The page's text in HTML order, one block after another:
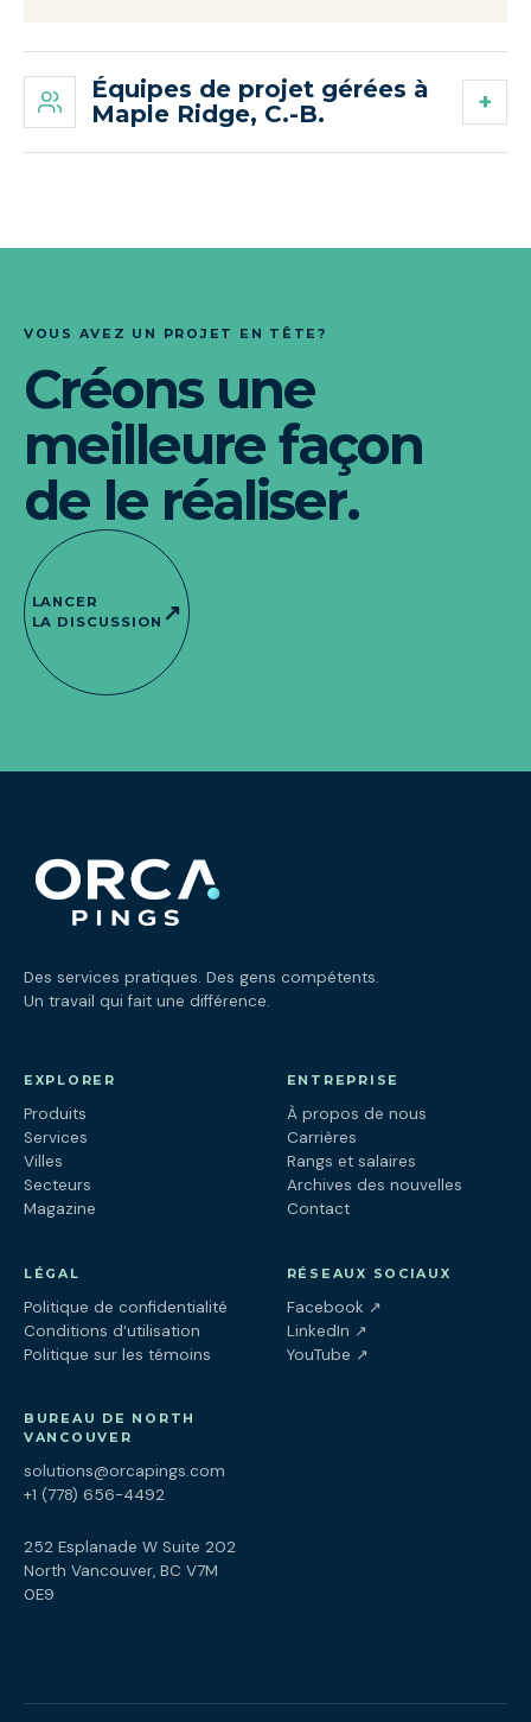
Équipes de projet gérées à
Maple Ridge, C.-B.
VOUS AVEZ UN PROJET EN TÊTE?
Créons une
meilleure façon
de le réaliser.
LANCER
LA DISCUSSION ↗
Des services pratiques. Des gens compétents.
Un travail qui fait une différence.
EXPLORER
Produits
Services
Villes
Secteurs
Magazine
ENTREPRISE
À propos de nous
Carrières
Rangs et salaires
Archives des nouvelles
Contact
LÉGAL
Politique de confidentialité
Conditions d’utilisation
Politique sur les témoins
RÉSEAUX SOCIAUX
Facebook ↗(ouvre dans un
LinkedIn ↗(ouvre dans un
YouTube ↗(ouvre dans un
BUREAU DE NORTH
VANCOUVER
solutions@orcapings.com
+1 (778) 656-4492
252 Esplanade W Suite 202
North Vancouver, BC V7M
0E9